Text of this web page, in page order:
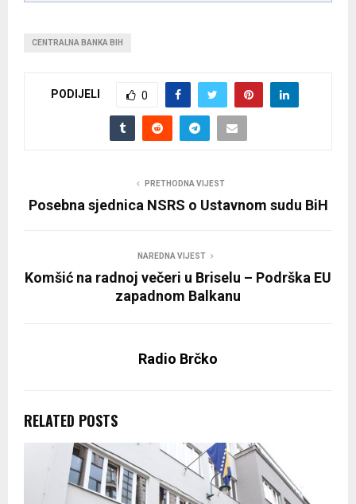
CENTRALNA BANKA BIH
PODIJELI 0
PRETHODNA VIJEST
Posebna sjednica NSRS o Ustavnom sudu BiH
NAREDNA VIJEST
Komšić na radnoj večeri u Briselu – Podrška EU
zapadnom Balkanu
Radio Brčko
RELATED POSTS